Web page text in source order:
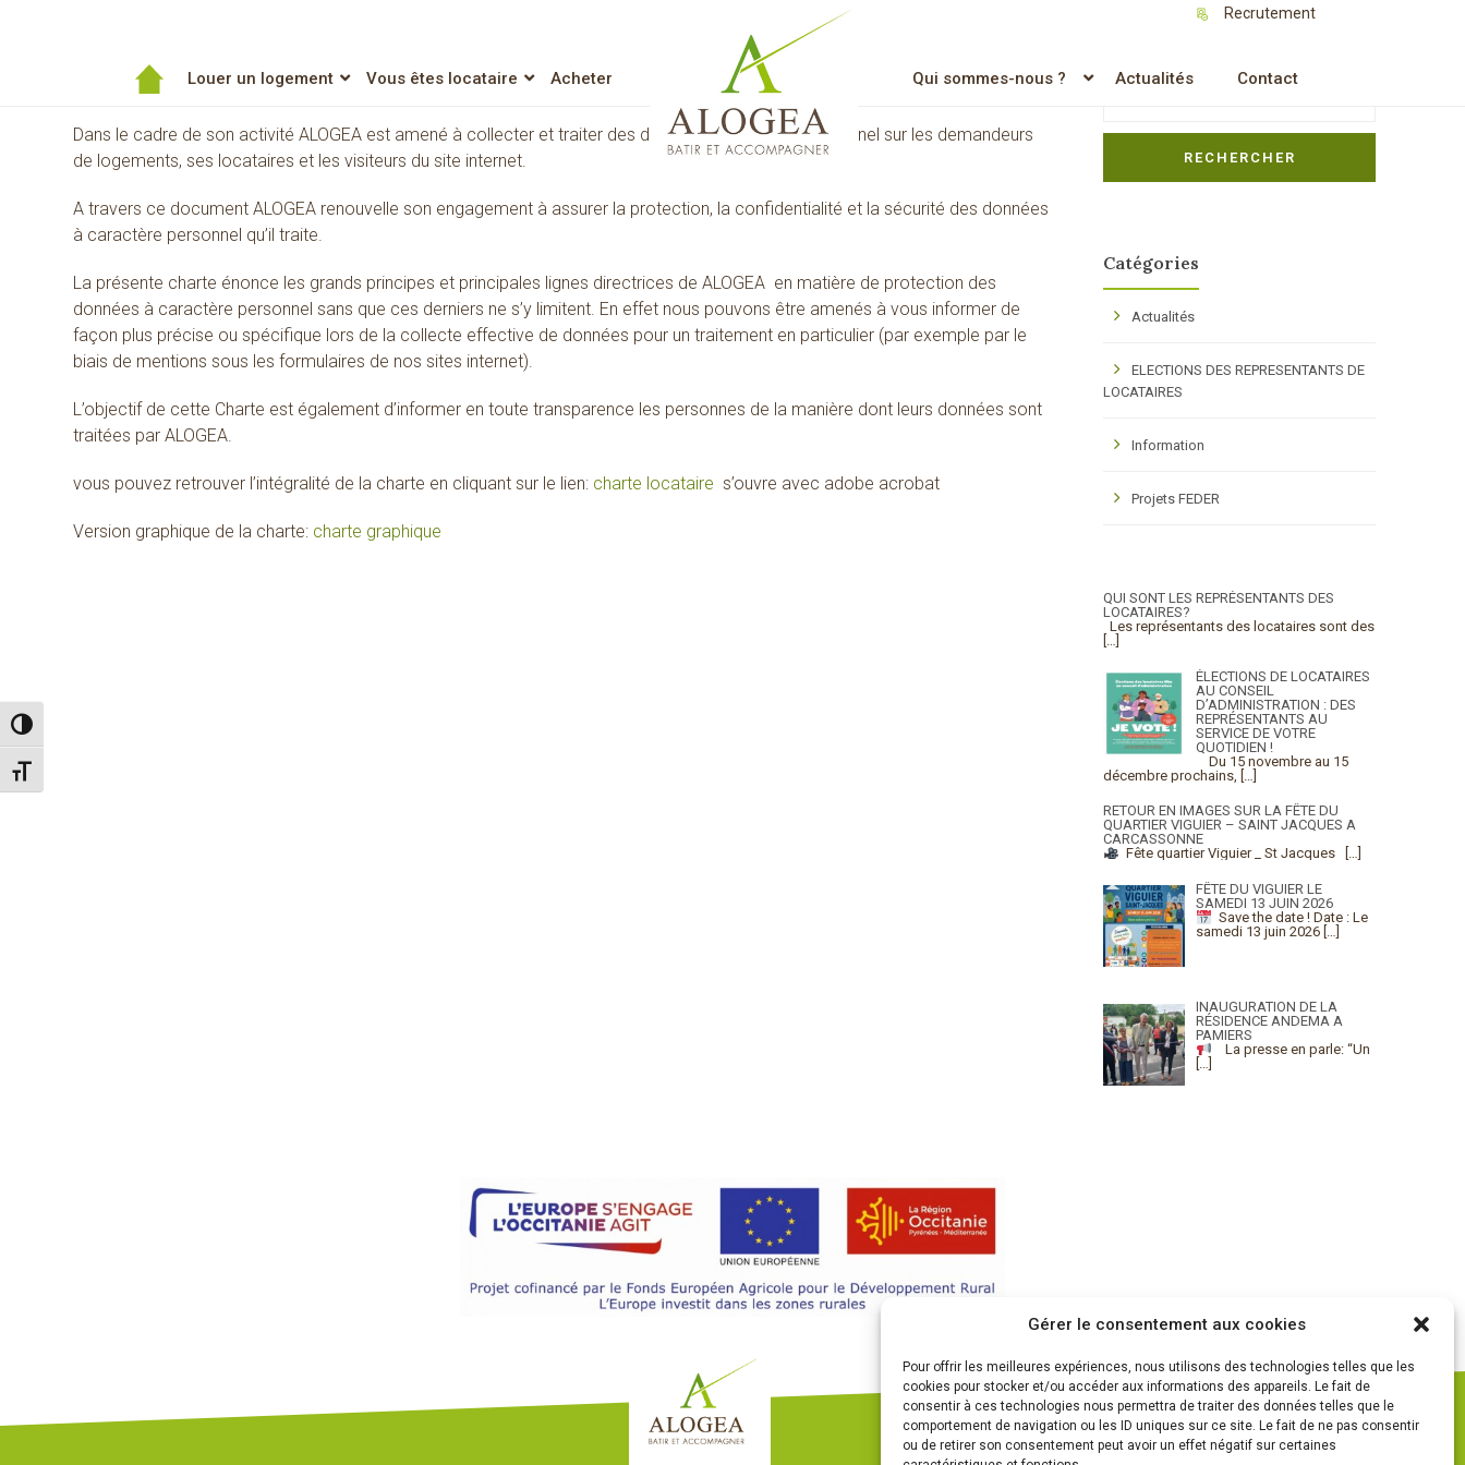
Gérer le consentement aux cookies
Pour offrir les meilleures expériences, nous utilisons des technologies telles que les
cookies pour stocker et/ou accéder aux informations des appareils. Le fait de
consentir à ces technologies nous permettra de traiter des données telles que le
comportement de navigation ou les ID uniques sur ce site. Le fait de ne pas consentir
ou de retirer son consentement peut avoir un effet négatif sur certaines
Passer en contraste élevé
Changer la taille de la police
Recrutement
Louer un logement Vous êtes locataire Acheter Lien vers l’accueil Qui sommes-nous ? Actualités Contact
Dans le cadre de son activité ALOGEA est amené à collecter et traiter des données à caractère personnel sur les demandeurs
de logements, ses locataires et les visiteurs du site internet.
A travers ce document ALOGEA renouvelle son engagement à assurer la protection, la confidentialité et la sécurité des données
à caractère personnel qu’il traite.
La présente charte énonce les grands principes et principales lignes directrices de ALOGEA en matière de protection des
données à caractère personnel sans que ces derniers ne s’y limitent. En effet nous pouvons être amenés à vous informer de
façon plus précise ou spécifique lors de la collecte effective de données pour un traitement en particulier (par exemple par le
biais de mentions sous les formulaires de nos sites internet).
L’objectif de cette Charte est également d’informer en toute transparence les personnes de la manière dont leurs données sont
traitées par ALOGEA.
vous pouvez retrouver l’intégralité de la charte en cliquant sur le lien: charte locataire s’ouvre avec adobe acrobat
Version graphique de la charte: charte graphique
Search
RECHERCHER
Catégories
Actualités
ELECTIONS DES REPRESENTANTS DE
LOCATAIRES
Information
Projets FEDER
QUI SONT LES REPRÉSENTANTS DES
LOCATAIRES?
Les représentants des locataires sont des
[…]
ÉLECTIONS DE LOCATAIRES
AU CONSEIL
D’ADMINISTRATION : DES
REPRÉSENTANTS AU
SERVICE DE VOTRE
QUOTIDIEN !
Du 15 novembre au 15
décembre prochains, […]
RETOUR EN IMAGES SUR LA FÊTE DU
QUARTIER VIGUIER – SAINT JACQUES A
CARCASSONNE
Fête quartier Viguier _ St Jacques
[…]
FÊTE DU VIGUIER LE
SAMEDI 13 JUIN 2026
Save the date ! Date : Le
samedi 13 juin 2026 […]
INAUGURATION DE LA
RÉSIDENCE ANDEMA A
PAMIERS
La presse en parle: “Un
[…]